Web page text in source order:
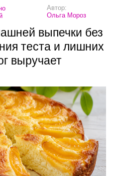
Автор:
Ольга Мороз
выпечки без
теста и лишних
выручает